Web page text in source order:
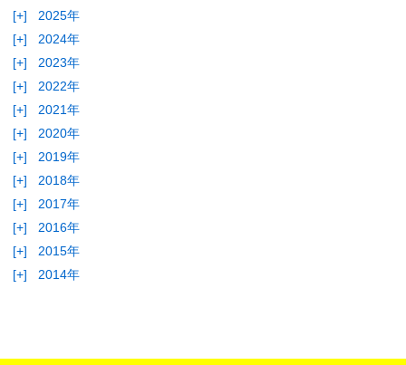
[+]
2025年
[+]
2024年
[+]
2023年
[+]
2022年
[+]
2021年
[+]
2020年
[+]
2019年
[+]
2018年
[+]
2017年
[+]
2016年
[+]
2015年
[+]
2014年